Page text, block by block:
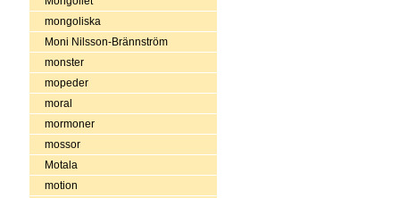
mongoliska
Moni Nilsson-Brännström
monster
mopeder
moral
mormoner
mossor
Motala
motion